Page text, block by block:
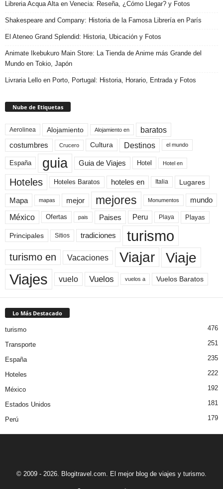
Libreria Acqua Alta en Venecia: Reseña, ¿Cómo Llegar? y Fotos
Shakespeare and Company: Historia de la Famosa Librería en París
El Ateneo Grand Splendid: Historia, Ubicación y Fotos
Animate Ikebukuro Main Store: La Tienda de Anime más Grande del
Mundo en Tokio, Japón
Livraria Lello en Porto, Portugal: Historia, Horario, Entrada y Fotos
Nube de Etiquetas
Aerolinea Alojamiento Alojamiento en baratos
costumbres Crucero Cultura Destinos el mundo
España guia Guia de Viajes Hotel Hotel en
Hoteles Hoteles Baratos hoteles en Italia Lugares
Mapa mapas mejor mejores Monumentos mundo
México Ofertas pais Paises Peru Playa Playas
Principales Sitios tradiciones turismo
turismo en Vacaciones Viajar Viaje
Viajes vuelo Vuelos vuelos a Vuelos Baratos
Lo Más Destacado
turismo 476
Transporte 251
España 235
Hoteles 222
México 192
Estados Unidos 181
Perú 179
© 2009 - 2026. Blogitravel.com. El mejor blog de viajes y turismo.